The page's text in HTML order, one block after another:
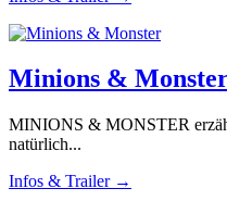
Minions &
MINIONS & MONSTER
natürlich...
Infos & Trailer →